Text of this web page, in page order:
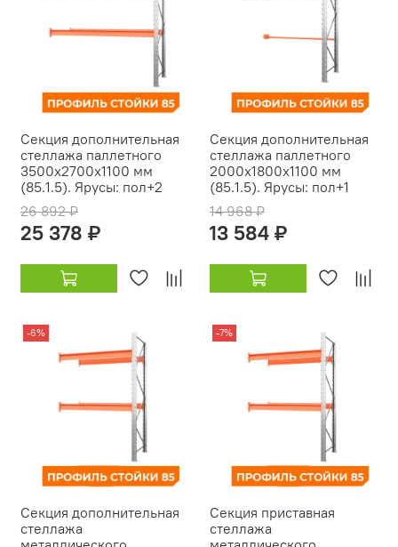
Секция дополнительная
стеллажа паллетного
3500х2700х1100 мм
(85.1.5). Ярусы: пол+2
26 892 ₽
25 378 ₽
Секция дополнительная
стеллажа паллетного
2000х1800х1100 мм
(85.1.5). Ярусы: пол+1
14 968 ₽
13 584 ₽
-6%
Секция дополнительная
стеллажа
-7%
Секция приставная
стеллажа